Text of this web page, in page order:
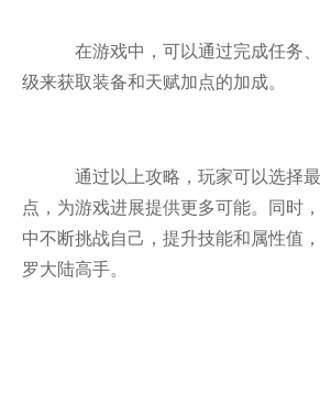
在游戏中，可以通过完成任务
级来获取装备和天赋加点的加成。
通过以上攻略，玩家可以选择
点，为游戏进展提供更多可能。同时
中不断挑战自己，提升技能和属性值
罗大陆高手。